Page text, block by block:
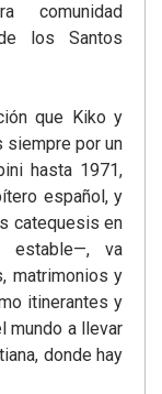
comunidad
los Santos
que Kiko y
siempre por un
hasta 1971,
español, y
catequesis en
estable—, va
matrimonios y
itinerantes y
mundo a llevar
donde hay